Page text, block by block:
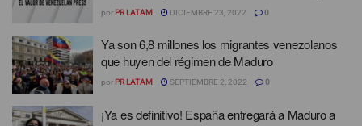
por PR LATAM DICIEMBRE 23, 2022 0
Ya son 6,8 millones los migrantes venezolanos
que huyen del régimen de Maduro
por PR LATAM SEPTIEMBRE 2, 2022 0
¡Ya es definitivo! España entregará a Maduro a